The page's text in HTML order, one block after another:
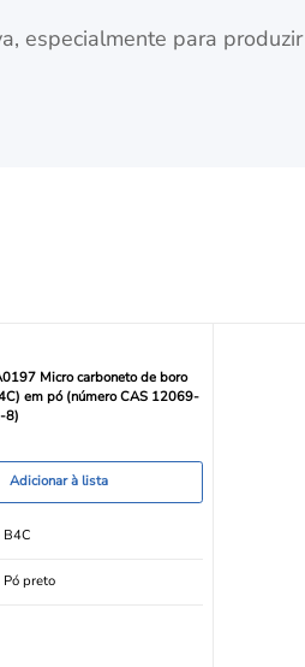
especialmente para produzir
Micro carboneto de boro
em pó (número CAS 12069-
8)
Adicionar à lista
B4C
Pó preto